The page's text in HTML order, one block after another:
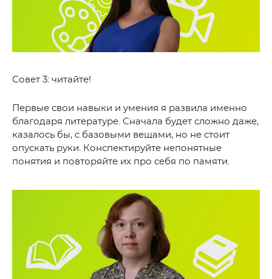
Совет 3: читайте!
Первые свои навыки и умения я развила именно
благодаря литературе. Сначала будет сложно даже,
казалось бы, с базовыми вещами, но не стоит
опускать руки. Конспектируйте непонятные
понятия и повторяйте их про себя по памяти.